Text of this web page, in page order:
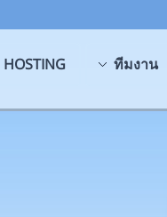
HOSTING ทีมงาน